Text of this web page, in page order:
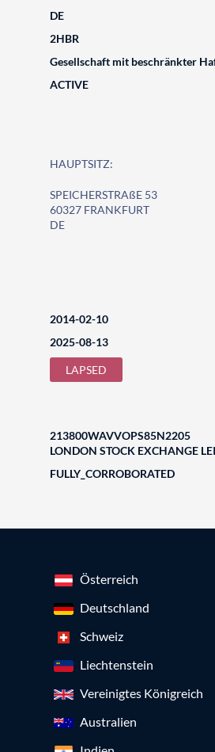
DE
2HBR
Gesellschaft mit beschränkter
ACTIVE
HAUPTSITZ:
SPEICHERSTRAßE 53
60327 FRANKFURT
DE
2014-02-10
2025-08-13
LAPSED
213800WAVVOPS85N2205
LONDON STOCK EXCHANGE
FULLY_CORROBORATED
Österreich
Deutschland
Schweiz
Liechtenstein
Vereinigtes Königreich
Australien